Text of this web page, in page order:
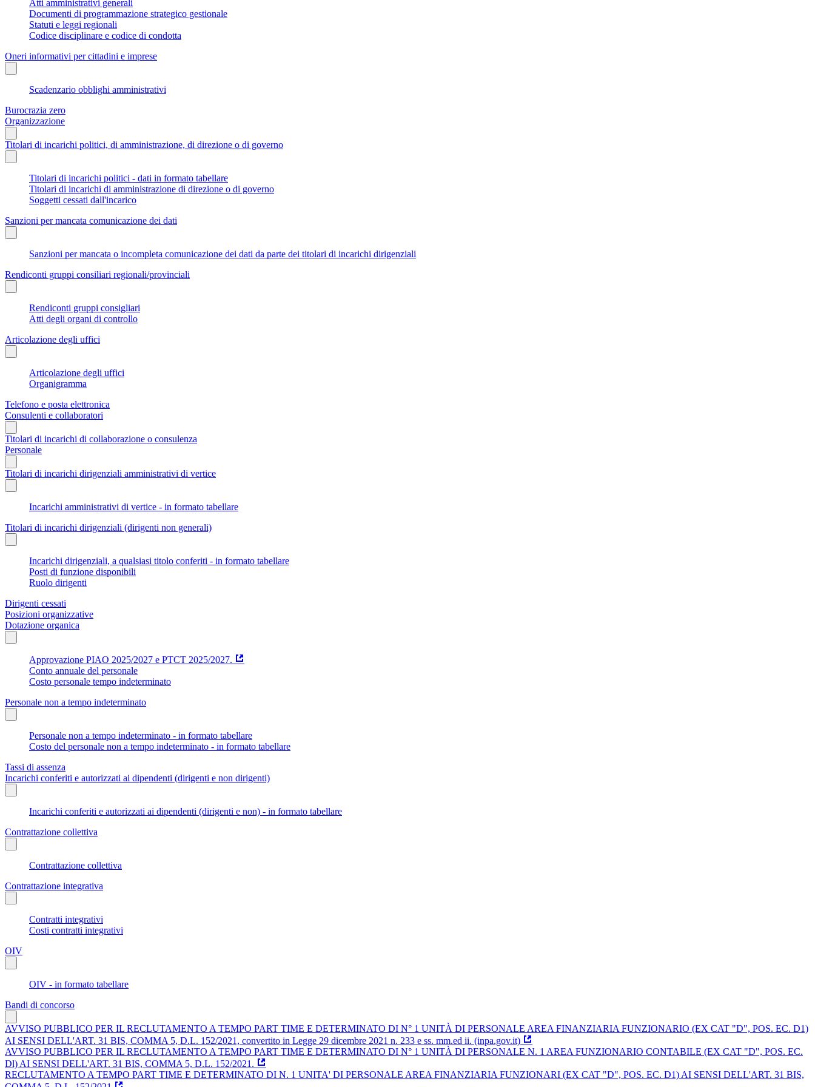
Atti amministrativi generali
Documenti di programmazione strategico gestionale
Statuti e leggi regionali
Codice disciplinare e codice di condotta
Oneri informativi per cittadini e imprese
Scadenzario obblighi amministrativi
Burocrazia zero
Organizzazione
Titolari di incarichi politici, di amministrazione, di direzione o di governo
Titolari di incarichi politici - dati in formato tabellare
Titolari di incarichi di amministrazione di direzione o di governo
Soggetti cessati dall'incarico
Sanzioni per mancata comunicazione dei dati
Sanzioni per mancata o incompleta comunicazione dei dati da parte dei titolari di incarichi dirigenziali
Rendiconti gruppi consiliari regionali/provinciali
Rendiconti gruppi consigliari
Atti degli organi di controllo
Articolazione degli uffici
Articolazione degli uffici
Organigramma
Telefono e posta elettronica
Consulenti e collaboratori
Titolari di incarichi di collaborazione o consulenza
Personale
Titolari di incarichi dirigenziali amministrativi di vertice
Incarichi amministrativi di vertice - in formato tabellare
Titolari di incarichi dirigenziali (dirigenti non generali)
Incarichi dirigenziali, a qualsiasi titolo conferiti - in formato tabellare
Posti di funzione disponibili
Ruolo dirigenti
Dirigenti cessati
Posizioni organizzative
Dotazione organica
Approvazione PIAO 2025/2027 e PTCT 2025/2027.
Conto annuale del personale
Costo personale tempo indeterminato
Personale non a tempo indeterminato
Personale non a tempo indeterminato - in formato tabellare
Costo del personale non a tempo indeterminato - in formato tabellare
Tassi di assenza
Incarichi conferiti e autorizzati ai dipendenti (dirigenti e non dirigenti)
Incarichi conferiti e autorizzati ai dipendenti (dirigenti e non) - in formato tabellare
Contrattazione collettiva
Contrattazione collettiva
Contrattazione integrativa
Contratti integrativi
Costi contratti integrativi
OIV
OIV - in formato tabellare
Bandi di concorso
AVVISO PUBBLICO PER IL RECLUTAMENTO A TEMPO PART TIME E DETERMINATO DI N° 1 UNITÀ DI PERSONALE AREA FINANZIARIA FUNZIONARIO (EX CAT "D", POS. EC. D1)
AI SENSI DELL'ART. 31 BIS, COMMA 5, D.L. 152/2021, convertito in Legge 29 dicembre 2021 n. 233 e ss. mm.ed ii. (inpa.gov.it)
AVVISO PUBBLICO PER IL RECLUTAMENTO A TEMPO PART TIME E DETERMINATO DI N° 1 UNITÀ DI PERSONALE N. 1 AREA FUNZIONARIO CONTABILE (EX CAT "D", POS. EC.
Dl) AI SENSI DELL'ART. 31 BIS, COMMA 5, D.L. 152/2021.
RECLUTAMENTO A TEMPO PART TIME E DETERMINATO DI N. 1 UNITA' DI PERSONALE AREA FINANZIARIA FUNZIONARI (EX CAT "D", POS. EC. D1) AI SENSI DELL'ART. 31 BIS,